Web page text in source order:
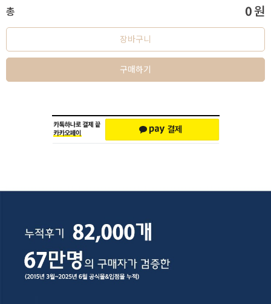
총 0원
장바구니
구매하기